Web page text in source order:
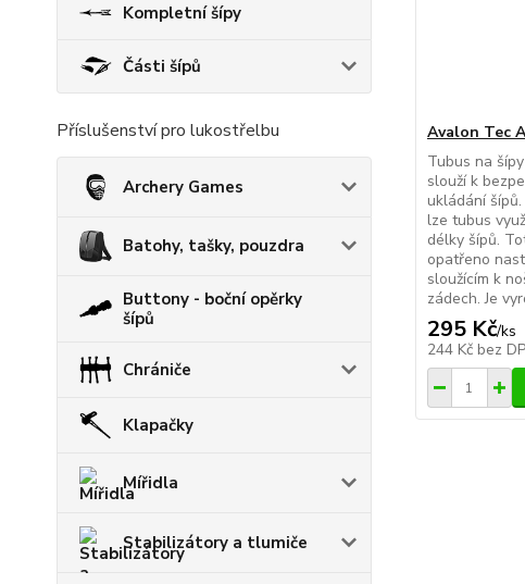
Kompletní šípy
Části šípů
Příslušenství pro lukostřelbu
Archery Games
Batohy, tašky, pouzdra
Buttony - boční opěrky
šípů
Chrániče
Klapačky
Mířidla
Stabilizátory a tlumiče
Avalon Tec
Tubus na
slouží k
ukládání
lze tubus
délky šípů.
opatřeno
sloužícím k
zádech. Je
295 Kč/ks
244 Kč bez